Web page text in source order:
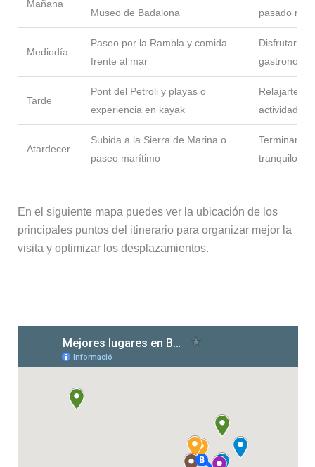
Mañana
Museo de Badalona
pasado
Mediodía
Paseo por la Rambla y comida
frente al mar
Disfrutar
Tarde
Pont del Petroli y playas o
experiencia en kayak
Relajarte
actividad
Atardecer
Subida a la Sierra de Marina o
paseo marítimo
Terminar el
tranquilo
En el siguiente mapa puedes ver la ubicación de los
principales puntos del itinerario para organizar mejor la
visita y optimizar los desplazamientos.